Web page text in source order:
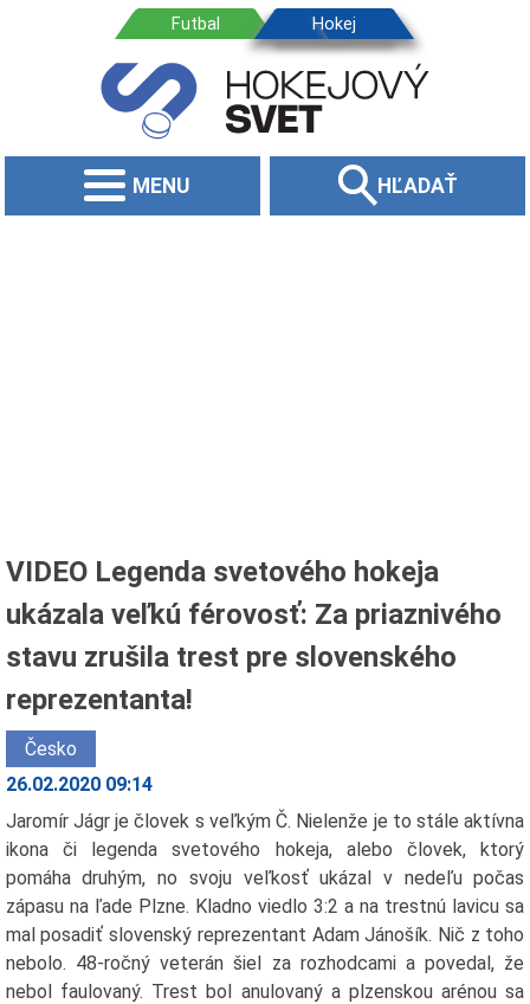
MENU HĽADAŤ
VIDEO Legenda svetového hokeja
ukázala veľkú férovosť: Za priaznivého
stavu zrušila trest pre slovenského
reprezentanta!
Česko
26.02.2020 09:14
Jaromír Jágr je človek s veľkým Č. Nielenže je to stále aktívna
ikona či legenda svetového hokeja, alebo človek, ktorý
pomáha druhým, no svoju veľkosť ukázal v nedeľu počas
zápasu na ľade Plzne. Kladno viedlo 3:2 a na trestnú lavicu sa
mal posadiť slovenský reprezentant Adam Jánošík. Nič z toho
nebolo. 48-ročný veterán šiel za rozhodcami a povedal, že
nebol faulovaný. Trest bol anulovaný a plzenskou arénou sa